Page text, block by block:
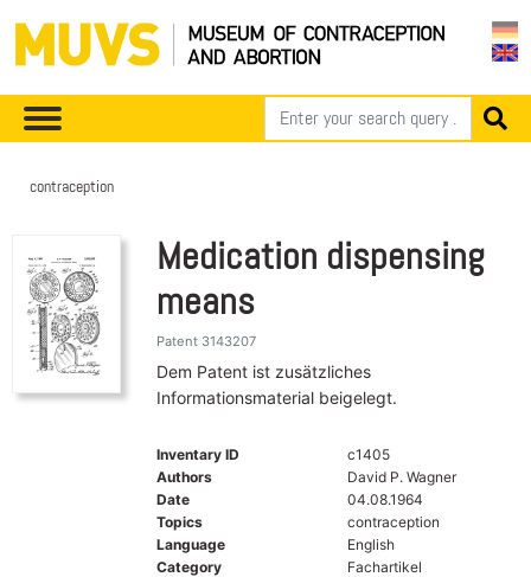
contraception
Medication dispensing
means
Patent 3143207
Dem Patent ist zusätzliches
Informationsmaterial beigelegt.
Inventary ID
c1405
Authors
David P. Wagner
Date
04.08.1964
Topics
contraception
Language
English
Category
Fachartikel